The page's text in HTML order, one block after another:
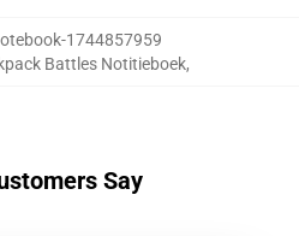
1744857959
Battles Notitieboek,
Say